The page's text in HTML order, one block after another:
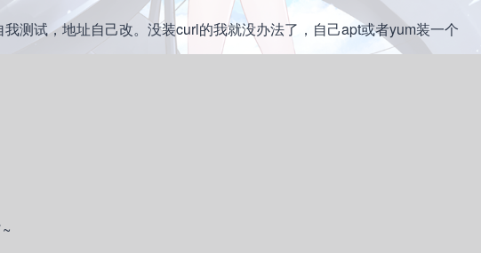
测试，地址自己改。没装curl的我就没办法了，自己apt或者yum装一个